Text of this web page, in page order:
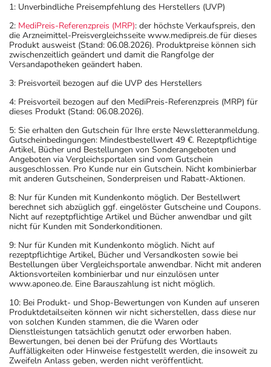
1: Unverbindliche Preisempfehlung des Herstellers (UVP)
2: MediPreis-Referenzpreis (MRP): der höchste Verkaufspreis, den
die Arzneimittel-Preisvergleichsseite www.medipreis.de für dieses
Produkt ausweist (Stand: 06.08.2026). Produktpreise können sich
zwischenzeitlich geändert und damit die Rangfolge der
Versandapotheken geändert haben.
3: Preisvorteil bezogen auf die UVP des Herstellers
4: Preisvorteil bezogen auf den MediPreis-Referenzpreis (MRP) für
dieses Produkt (Stand: 06.08.2026).
5: Sie erhalten den Gutschein für Ihre erste Newsletteranmeldung.
Gutscheinbedingungen: Mindestbestellwert 49 €. Rezeptpflichtige
Artikel, Bücher und Bestellungen von Sonderangeboten und
Angeboten via Vergleichsportalen sind vom Gutschein
ausgeschlossen. Pro Kunde nur ein Gutschein. Nicht kombinierbar
mit anderen Gutscheinen, Sonderpreisen und Rabatt-Aktionen.
8: Nur für Kunden mit Kundenkonto möglich. Der Bestellwert
berechnet sich abzüglich ggf. eingelöster Gutscheine und Coupons.
Nicht auf rezeptpflichtige Artikel und Bücher anwendbar und gilt
nicht für Kunden mit Sonderkonditionen.
9: Nur für Kunden mit Kundenkonto möglich. Nicht auf
rezeptpflichtige Artikel, Bücher und Versandkosten sowie bei
Bestellungen über Vergleichsportale anwendbar. Nicht mit anderen
Aktionsvorteilen kombinierbar und nur einzulösen unter
www.aponeo.de. Eine Barauszahlung ist nicht möglich.
10: Bei Produkt- und Shop-Bewertungen von Kunden auf unseren
Produktdetailseiten können wir nicht sicherstellen, dass diese nur
von solchen Kunden stammen, die die Waren oder
Dienstleistungen tatsächlich genutzt oder erworben haben.
Bewertungen, bei denen bei der Prüfung des Wortlauts
Auffälligkeiten oder Hinweise festgestellt werden, die insoweit zu
Zweifeln Anlass geben, werden nicht veröffentlicht.